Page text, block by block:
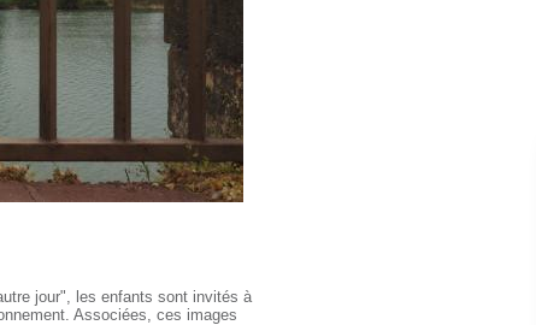
jour", les enfants sont invités à
Associées, ces images